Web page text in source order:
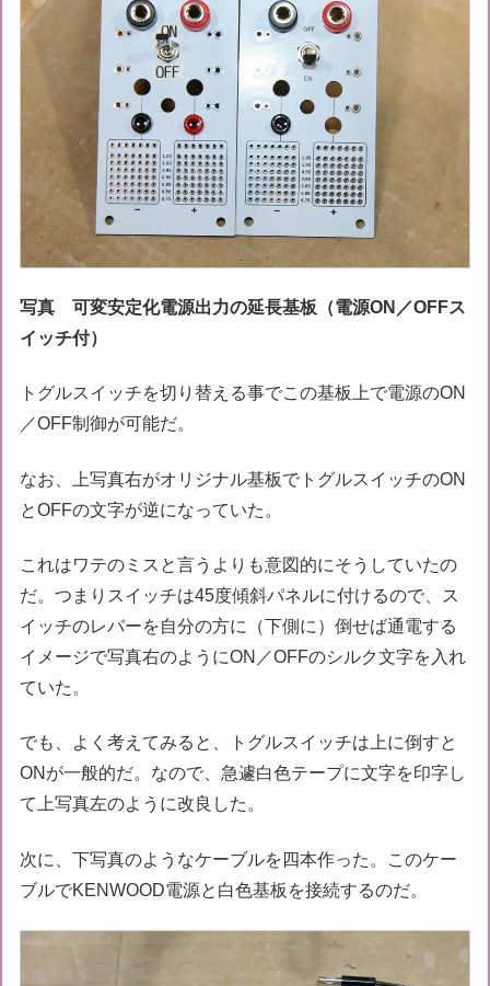
写真 可変安定化電源出力の延長基板（電源ON／OFFス
イッチ付）
トグルスイッチを切り替える事でこの基板上で電源のON
／OFF制御が可能だ。
なお、上写真右がオリジナル基板でトグルスイッチのON
とOFFの文字が逆になっていた。
これはワテのミスと言うよりも意図的にそうしていたの
だ。つまりスイッチは45度傾斜パネルに付けるので、ス
イッチのレバーを自分の方に（下側に）倒せば通電する
イメージで写真右のようにON／OFFのシルク文字を入れ
ていた。
でも、よく考えてみると、トグルスイッチは上に倒すと
ONが一般的だ。なので、急遽白色テープに文字を印字し
て上写真左のように改良した。
次に、下写真のようなケーブルを四本作った。このケー
ブルでKENWOOD電源と白色基板を接続するのだ。